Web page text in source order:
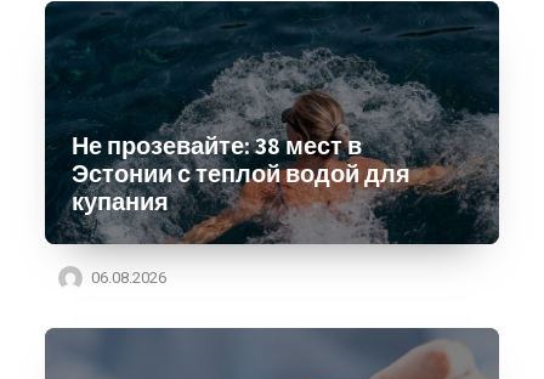
Не прозевайте: 38 мест в
Эстонии с теплой водой для
купания
06.08.2026